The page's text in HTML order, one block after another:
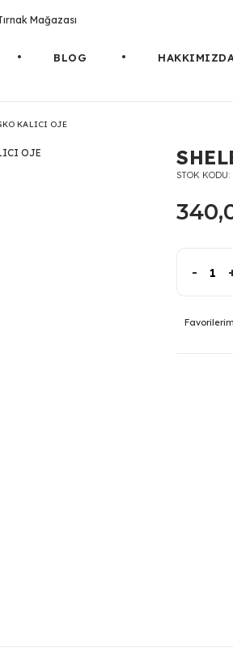
Mağazası
BLOG
KALICI OJE
STOK KODU
-